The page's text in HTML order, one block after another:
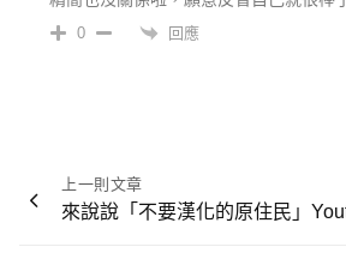
0 回應
文
章
上一則文章
來說說「不要漢化的原住民」